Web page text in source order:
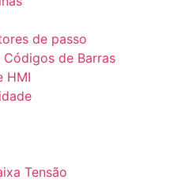
de passo
de Barras
HMI
Tensão